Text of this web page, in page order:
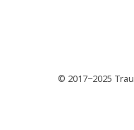
© 2017−2025